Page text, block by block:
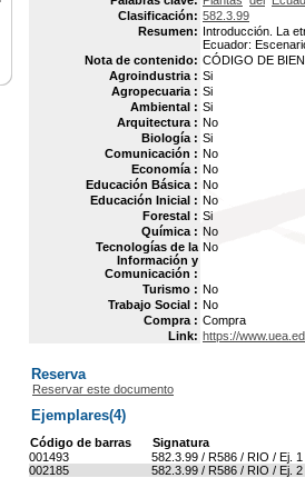
Clasificación: 582.3.99
Resumen: Introducción. La
Ecuador:
Nota de contenido: CÓDIGO DE
Agroindustria : Si
Agropecuaria : Si
Ambiental : Si
Arquitectura : No
Biología : Si
Comunicación : No
Economía : No
Educación Básica : No
Educación Inicial : No
Forestal : Si
Química : No
Tecnologías de la
Información y
Comunicación :
No
Turismo : No
Trabajo Social : No
Compra : Compra
Link: https://
Reserva
Reservar este documento
Ejemplares(4)
Código de barras
Signatura
001493
582.3.99 / R586 / RIO / Ej. 1
002185
582.3.99 / R586 / RIO / Ej. 2